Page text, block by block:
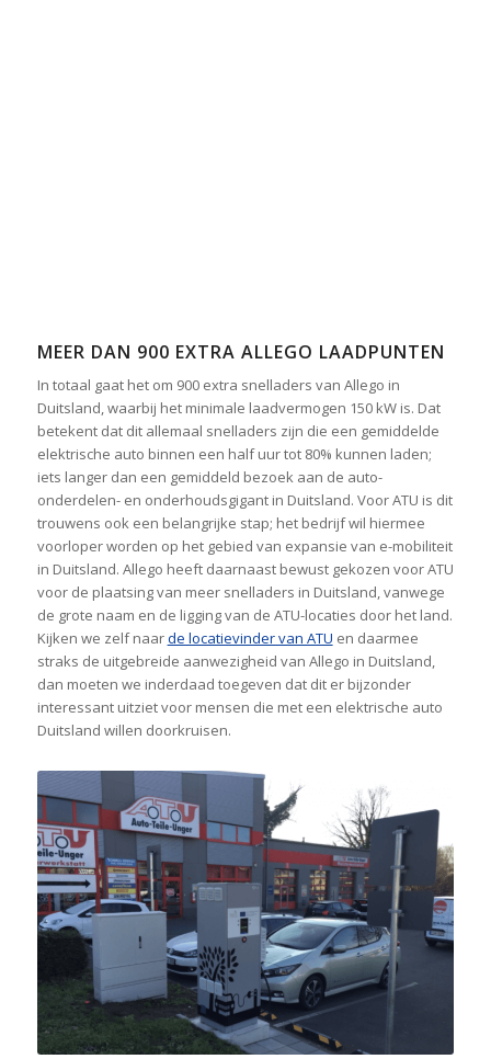
MEER DAN 900 EXTRA ALLEGO LAADPUNTEN
In totaal gaat het om 900 extra snelladers van Allego in
Duitsland, waarbij het minimale laadvermogen 150 kW is. Dat
betekent dat dit allemaal snelladers zijn die een gemiddelde
elektrische auto binnen een half uur tot 80% kunnen laden;
iets langer dan een gemiddeld bezoek aan de auto-
onderdelen- en onderhoudsgigant in Duitsland. Voor ATU is dit
trouwens ook een belangrijke stap; het bedrijf wil hiermee
voorloper worden op het gebied van expansie van e-mobiliteit
in Duitsland. Allego heeft daarnaast bewust gekozen voor ATU
voor de plaatsing van meer snelladers in Duitsland, vanwege
de grote naam en de ligging van de ATU-locaties door het land.
Kijken we zelf naarde locatievinder van ATU en daarmee
straks de uitgebreide aanwezigheid van Allego in Duitsland,
dan moeten we inderdaad toegeven dat dit er bijzonder
interessant uitziet voor mensen die met een elektrische auto
Duitsland willen doorkruisen.